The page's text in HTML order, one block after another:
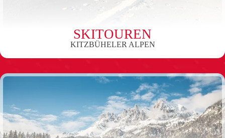
SKITOUREN
KITZBÜHELER ALPEN